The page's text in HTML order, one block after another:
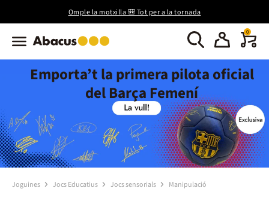
Omple la motxilla 🎒 Tot per a la tornada
0
Emporta’t la primera pilota oficial
del Barça Femení
Joguines Jocs Educatius Jocs sensorials Manipulació